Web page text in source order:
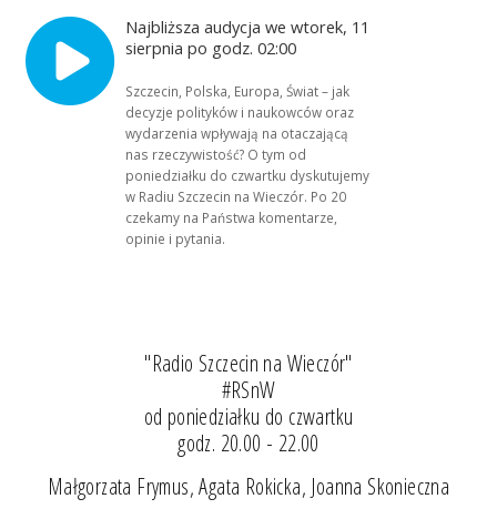
Najbliższa audycja we wtorek, 11
sierpnia po godz. 02:00
Szczecin, Polska, Europa, Świat – jak
decyzje polityków i naukowców oraz
wydarzenia wpływają na otaczającą
nas rzeczywistość? O tym od
poniedziałku do czwartku dyskutujemy
w Radiu Szczecin na Wieczór. Po 20
czekamy na Państwa komentarze,
opinie i pytania.
"Radio Szczecin na Wieczór"
#RSnW
od poniedziałku do czwartku
godz. 20.00 - 22.00
Małgorzata Frymus, Agata Rokicka, Joanna Skonieczna